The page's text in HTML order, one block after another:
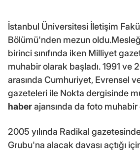
İstanbul Üniversitesi İletişim
Bölümü'nden mezun
birinci sınıfında iken Milliyet
muhabir olarak başladı. 1991 ve
arasında Cumhuriyet, Evrensel
gazeteleri ile Nokta dergisinde
haberajansında da foto muhabir
2005 yılında Radikal
Grubu'na alacak davası açtığı